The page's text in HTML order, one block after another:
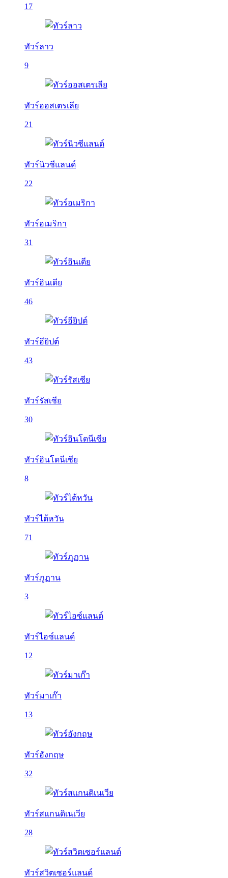
17
ทัวร์ลาว
9
ทัวร์ออสเตรเลีย
21
ทัวร์นิวซีแลนด์
22
ทัวร์อเมริกา
31
ทัวร์อินเดีย
46
ทัวร์อียิปต์
43
ทัวร์รัสเซีย
30
ทัวร์อินโดนีเซีย
8
ทัวร์ไต้หวัน
71
ทัวร์ภูฏาน
3
ทัวร์ไอซ์แลนด์
12
ทัวร์มาเก๊า
13
ทัวร์อังกฤษ
32
ทัวร์สแกนดิเนเวีย
28
ทัวร์สวิตเซอร์แลนด์